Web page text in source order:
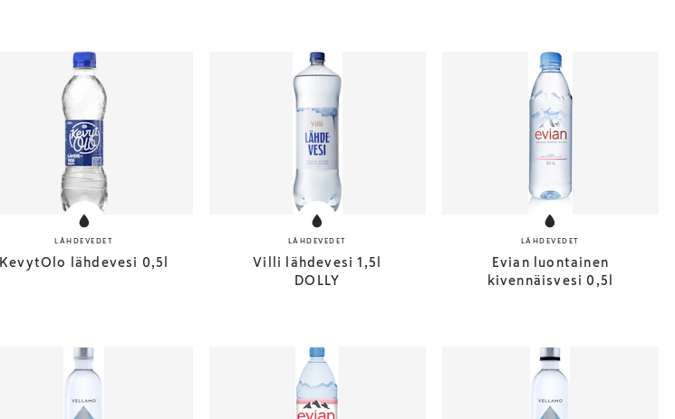
LÄHDEVEDET
KevytOlo lähdevesi 0,5l
LÄHDEVEDET
Villi lähdevesi 1,5l
DOLLY
LÄHDEVEDET
Evian luontainen
kivennäisvesi 0,5l